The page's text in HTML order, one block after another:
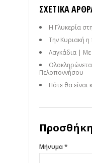
ΣΧΕΤΙΚΆ
Η Γλυκερία
Την Κυριακή
Λαγκάδια | Με
Πελοποννήσου
Πότε θα
Μήνυμα *